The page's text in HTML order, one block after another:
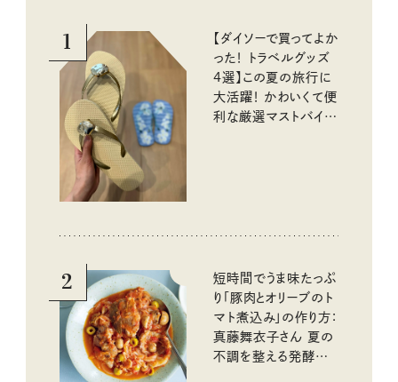
1
【ダイソーで買ってよか
った！ トラベルグッズ
4選】この夏の旅行に
大活躍！ かわいくて便
利な厳選マストバイア
2
短時間でうま味たっぷ
り「豚肉とオリーブのト
マト煮込み」の作り方：
真藤舞衣子さん 夏の
不調を整える発酵レ